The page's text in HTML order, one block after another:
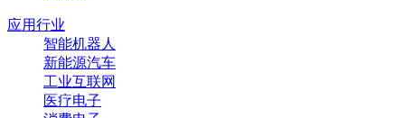
应用行业
智能机器人
新能源汽车
工业互联网
医疗电子